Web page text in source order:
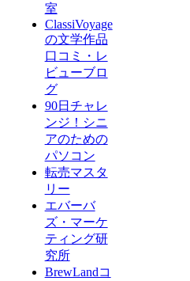
室
ClassiVoyage
の文学作品
口コミ・レ
ビューブロ
グ
90日チャレ
ンジ！シニ
アのための
パソコン
転売マスタ
リー
エバーバ
ズ・マーケ
ティング研
究所
BrewLandコ